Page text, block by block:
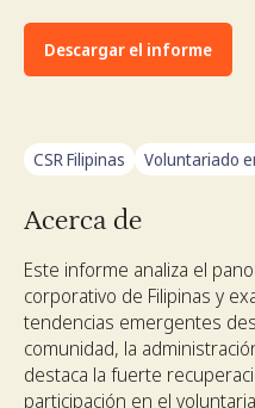
Descargar el informe
CSR Filipinas Voluntariado
Acerca de
Este informe analiza el
corporativo de Filipinas y
tendencias emergentes
comunidad, la
destaca la fuerte
participación en el